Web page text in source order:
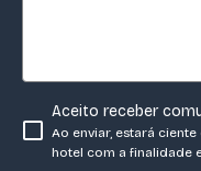
Aceito receber
Ao enviar, estará
hotel com a finalidade